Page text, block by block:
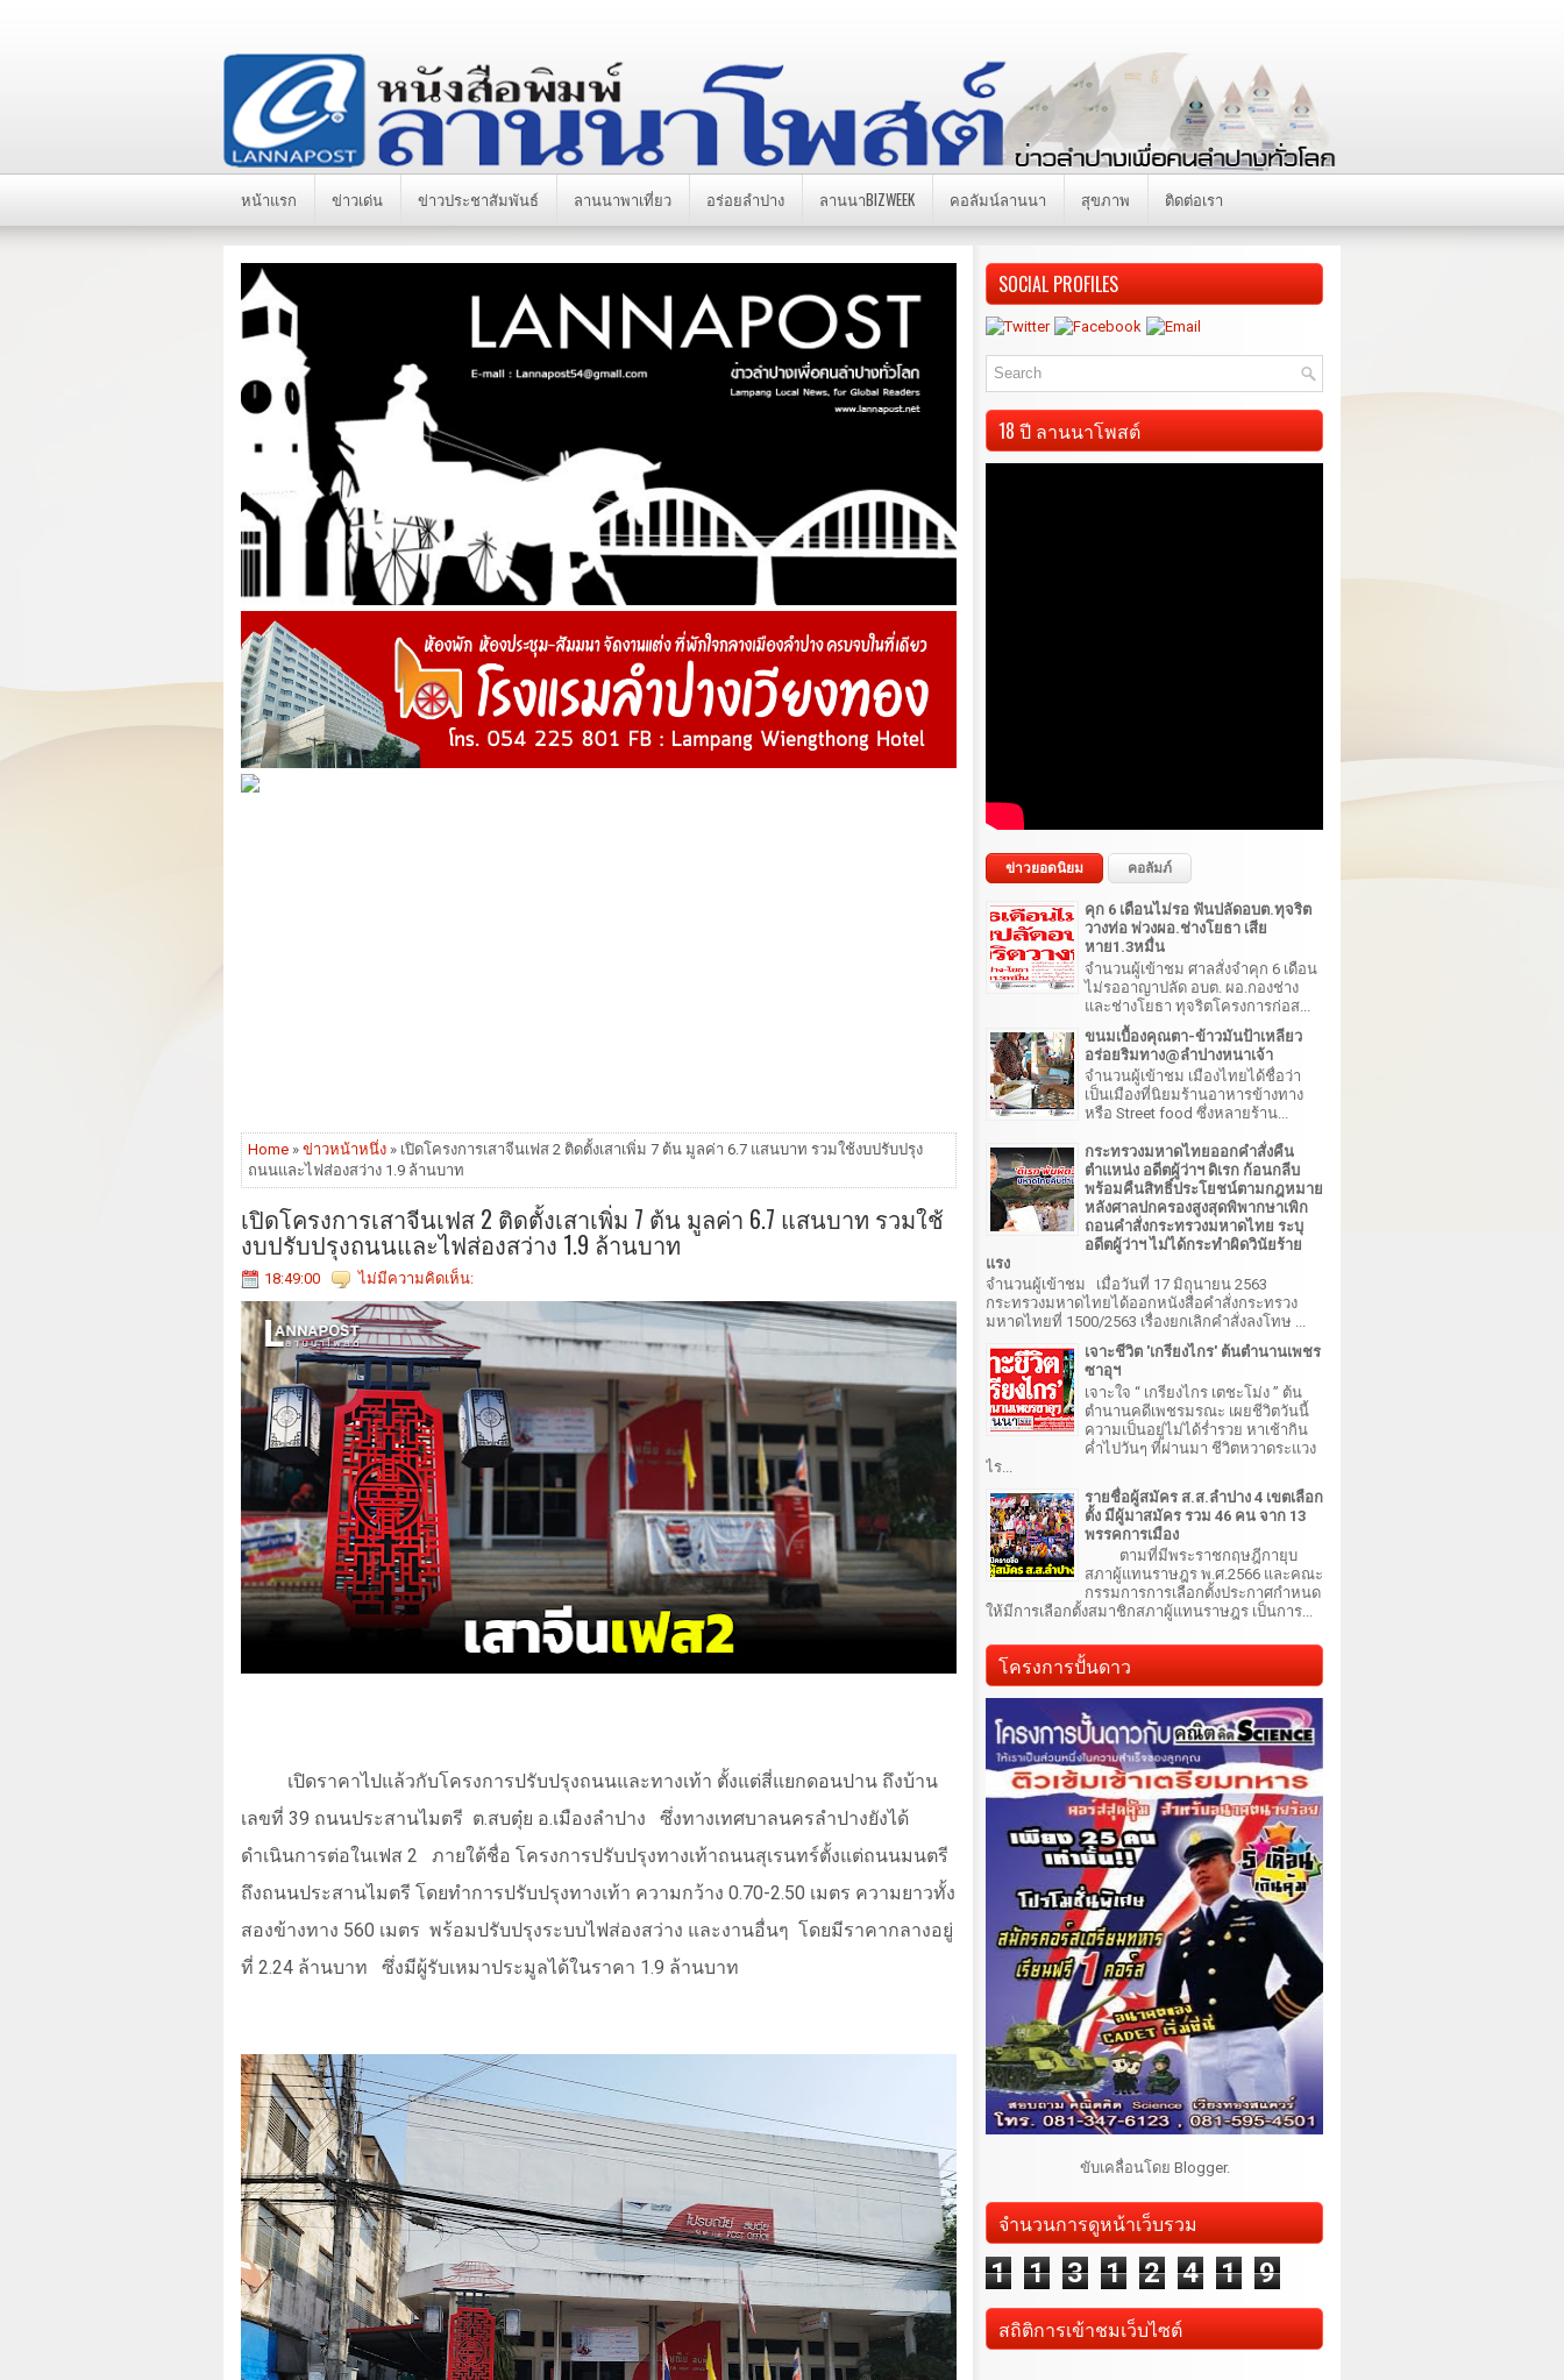
หน้าแรก ข่าวเด่น ข่าวประชาสัมพันธ์ ลานนาพาเที่ยว อร่อยลำปาง ลานนาBIZWEEK คอลัมน์ลานนา สุขภาพ ติดต่อเรา
Home » ข่าวหน้าหนึ่ง » เปิดโครงการเสาจีนเฟส 2 ติดตั้งเสาเพิ่ม 7 ต้น มูลค่า 6.7 แสนบาท รวมใช้งบปรับปรุง
ถนนและไฟส่องสว่าง 1.9 ล้านบาท
เปิดโครงการเสาจีนเฟส 2 ติดตั้งเสาเพิ่ม 7 ต้น มูลค่า 6.7 แสนบาท รวมใช้
งบปรับปรุงถนนและไฟส่องสว่าง 1.9 ล้านบาท
18:49:00 ไม่มีความคิดเห็น:
เปิดราคาไปแล้วกับโครงการปรับปรุงถนนและทางเท้า ตั้งแต่สี่แยกดอนปาน ถึงบ้าน
เลขที่ 39 ถนนประสานไมตรี ต.สบตุ๋ย อ.เมืองลำปาง
ซึ่งทางเทศบาลนครลำปางยังได้
ดำเนินการต่อในเฟส 2
ภายใต้ชื่อ โครงการปรับปรุงทางเท้าถนนสุเรนทร์ตั้งแต่ถนนมนตรี
ถึงถนนประสานไมตรี โดยทำการปรับปรุงทางเท้า ความกว้าง 0.70-2.50 เมตร ความยาวทั้ง
สองข้างทาง 560 เมตร พร้อมปรับปรุงระบบไฟส่องสว่าง และงานอื่นๆ โดยมีราคากลางอยู่
ที่ 2.24 ล้านบาท ซึ่งมีผู้รับเหมาประมูลได้ในราคา 1.9 ล้านบาท
SOCIAL PROFILES
18 ปี ลานนาโพสต์
ข่าวยอดนิยม คอลัมภ์
คุก 6 เดือนไม่รอ ฟันปลัดอบต.ทุจริต
วางท่อ พ่วงผอ.ช่างโยธา เสีย
หาย1.3หมื่น
จำนวนผู้เข้าชม ศาลสั่งจำคุก 6 เดือน
ไม่รออาญาปลัด อบต. ผอ.กองช่าง
และช่างโยธา ทุจริตโครงการก่อส...
ขนมเบื้องคุณตา-ข้าวมันป้าเหลียว
อร่อยริมทาง@ลำปางหนาเจ้า
จำนวนผู้เข้าชม เมืองไทยได้ชื่อว่า
เป็นเมืองที่นิยมร้านอาหารข้างทาง
หรือ Street food ซึ่งหลายร้าน...
กระทรวงมหาดไทยออกคำสั่งคืน
ตำแหน่ง อดีตผู้ว่าฯ ดิเรก ก้อนกลีบ
พร้อมคืนสิทธิ์ประโยชน์ตามกฎหมาย
หลังศาลปกครองสูงสุดพิพากษาเพิก
ถอนคำสั่งกระทรวงมหาดไทย ระบุ
อดีตผู้ว่าฯ ไม่ได้กระทำผิดวินัยร้าย
แรง
จำนวนผู้เข้าชม เมื่อวันที่ 17 มิถุนายน 2563
กระทรวงมหาดไทยได้ออกหนังสือคำสั่งกระทรวง
มหาดไทยที่ 1500/2563 เรื่องยกเลิกคำสั่งลงโทษ ...
เจาะชีวิต 'เกรียงไกร' ต้นตำนานเพชร
ซาอุฯ
เจาะใจ “ เกรียงไกร เตชะโม่ง ” ต้น
ตำนานคดีเพชรมรณะ เผยชีวิตวันนี้
ความเป็นอยู่ไม่ได้ร่ำรวย หาเช้ากิน
ค่ำไปวันๆ ที่ผ่านมา ชีวิตหวาดระแวง
ไร...
รายชื่อผู้สมัคร ส.ส.ลำปาง 4 เขตเลือก
ตั้ง มีผู้มาสมัคร รวม 46 คน จาก 13
พรรคการเมือง
ตามที่มีพระราชกฤษฎีกายุบ
สภาผู้แทนราษฎร พ.ศ.2566 และคณะ
กรรมการการเลือกตั้งประกาศกำหนด
ให้มีการเลือกตั้งสมาชิกสภาผู้แทนราษฎร เป็นการ...
โครงการปั้นดาว
ขับเคลื่อนโดย Blogger.
จำนวนการดูหน้าเว็บรวม
1 1 3 1 2 4 1 9
สถิติการเข้าชมเว็บไซต์